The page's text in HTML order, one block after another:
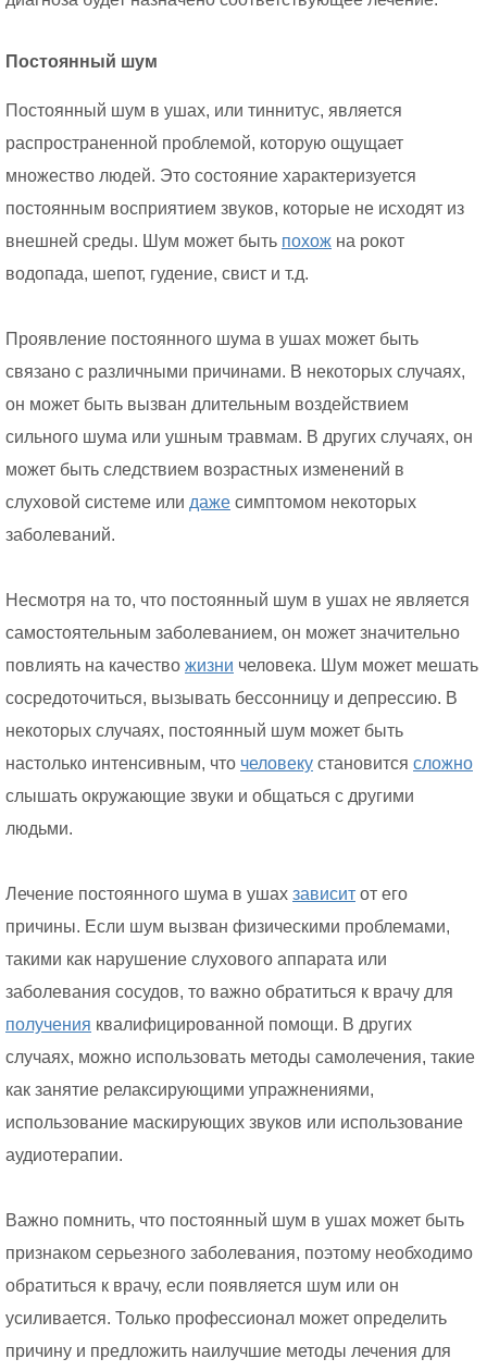
Постоянный шум
Постоянный шум в ушах, или тиннитус, является
распространенной проблемой, которую ощущает
множество людей. Это состояние характеризуется
постоянным восприятием звуков, которые не исходят из
внешней среды. Шум может быть похож на рокот
водопада, шепот, гудение, свист и т.д.
Проявление постоянного шума в ушах может быть
связано с различными причинами. В некоторых случаях,
он может быть вызван длительным воздействием
сильного шума или ушным травмам. В других случаях, он
может быть следствием возрастных изменений в
слуховой системе или даже симптомом некоторых
заболеваний.
Несмотря на то, что постоянный шум в ушах не является
самостоятельным заболеванием, он может значительно
повлиять на качество жизни человека. Шум может мешать
сосредоточиться, вызывать бессонницу и депрессию. В
некоторых случаях, постоянный шум может быть
настолько интенсивным, что человеку становится сложно
слышать окружающие звуки и общаться с другими
людьми.
Лечение постоянного шума в ушах зависит от его
причины. Если шум вызван физическими проблемами,
такими как нарушение слухового аппарата или
заболевания сосудов, то важно обратиться к врачу для
получения квалифицированной помощи. В других
случаях, можно использовать методы самолечения, такие
как занятие релаксирующими упражнениями,
использование маскирующих звуков или использование
аудиотерапии.
Важно помнить, что постоянный шум в ушах может быть
признаком серьезного заболевания, поэтому необходимо
обратиться к врачу, если появляется шум или он
усиливается. Только профессионал может определить
причину и предложить наилучшие методы лечения для